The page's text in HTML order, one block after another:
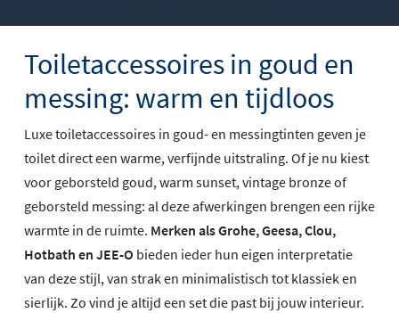
Toiletaccessoires in goud en
messing: warm en tijdloos
Luxe toiletaccessoires in goud- en messingtinten geven je
toilet direct een warme, verfijnde uitstraling. Of je nu kiest
voor geborsteld goud, warm sunset, vintage bronze of
geborsteld messing: al deze afwerkingen brengen een rijke
warmte in de ruimte. Merken als Grohe, Geesa, Clou,
Hotbath en JEE-O bieden ieder hun eigen interpretatie
van deze stijl, van strak en minimalistisch tot klassiek en
sierlijk. Zo vind je altijd een set die past bij jouw interieur.